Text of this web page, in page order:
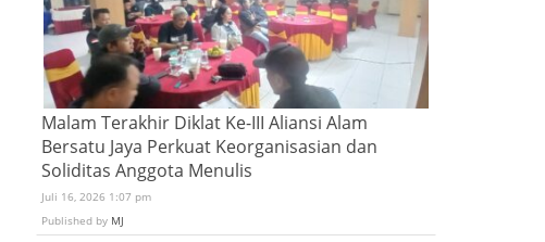
Malam Terakhir Diklat Ke-III Aliansi Alam
Bersatu Jaya Perkuat Keorganisasian dan
Soliditas Anggota Menulis
Juli 16, 2026 1:07 pm
Published by MJ